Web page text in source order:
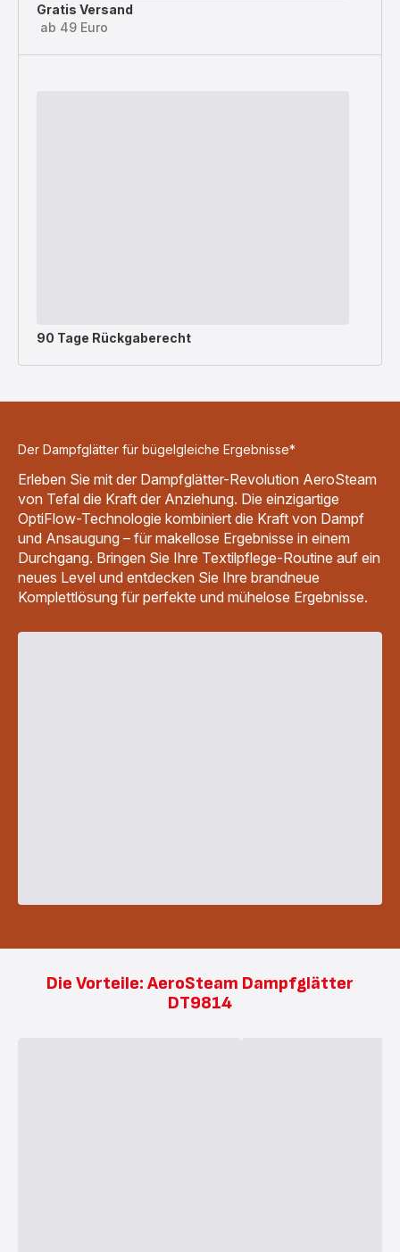
Gratis Versand
ab 49 Euro
90 Tage Rückgaberecht
Der Dampfglätter für bügelgleiche Ergebnisse*
Erleben Sie mit der Dampfglätter-Revolution AeroSteam
von Tefal die Kraft der Anziehung. Die einzigartige
OptiFlow-Technologie kombiniert die Kraft von Dampf
und Ansaugung – für makellose Ergebnisse in einem
Durchgang. Bringen Sie Ihre Textilpflege-Routine auf ein
neues Level und entdecken Sie Ihre brandneue
Komplettlösung für perfekte und mühelose Ergebnisse.
Die Vorteile: AeroSteam Dampfglätter
DT9814